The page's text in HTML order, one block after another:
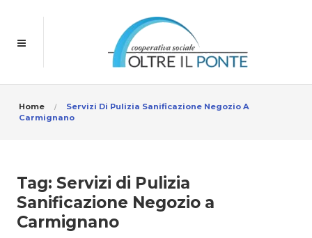
Home
Servizi Di Pulizia Sanificazione Negozio A
Carmignano
Tag: Servizi di Pulizia
Sanificazione Negozio a
Carmignano